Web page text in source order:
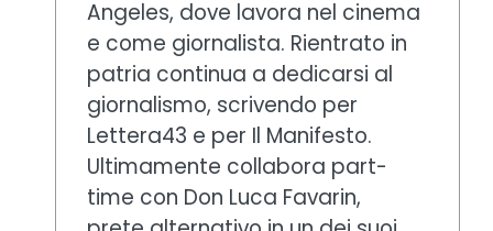
Angeles, dove lavora nel cinema
e come giornalista. Rientrato in
patria continua a dedicarsi al
giornalismo, scrivendo per
Lettera43 e per Il Manifesto.
Ultimamente collabora part-
time con Don Luca Favarin,